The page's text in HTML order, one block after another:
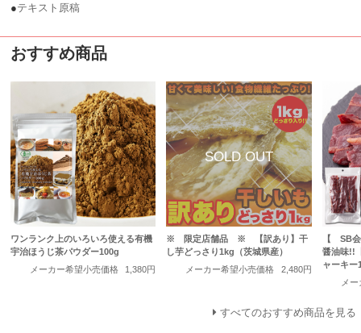
●テキスト原稿
おすすめ商品
ワンランク上のいろいろ使える有機
宇治ほうじ茶パウダー100g
メーカー希望小売価格
1,380円
※ 限定店舗品 ※ 【訳あり】干
し芋どっさり1kg（茨城県産）
メーカー希望小売価格
2,480円
【 SB
醤油味!!
ャーキー
メ
すべてのおすすめ商品を見る